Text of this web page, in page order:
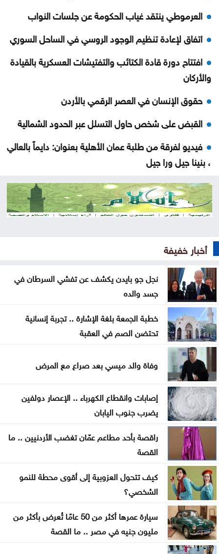
العرموطي ينتقد غياب الحكومة عن جلسات النواب
اتفاق لإعادة تنظيم الوجود الروسي في الساحل السوري
افتتاح دورة قادة الكتائب والتفتيشات العسكرية بالقيادة
والأركان
حقوق الإنسان في العصر الرقمي بالأردن
القبض على شخص حاول التسلل عبر الحدود الشمالية
فيديو لفرقة من طلبة عمان الأهلية بعنوان: دايماً بالعالي
، بنينا جيل ورا جيل
شراكة تجمع بين المركزية تويوتا ونادي عمّان FC
الحنيطي يستقبل مدير عام إدارة الخدمات الطبية الليبية
الحوثي يقصف تحشيدات سعودية ومخازن أسلحة بالمخا
الفيفا يحذر من محاولات للإطاحة بإنفانتينو
فتح باب التقديم لمنح تشيفنينغ للدراسة في بريطانيا
إسرائيل ترفض خطة غزة
انطلاق مهرجان صيف تلفريك الخميس المقبل
أخبار خفيفة
نجل جو بايدن يكشف عن تفشي السرطان في
جسد والده
خطبة الجمعة بلغة الإشارة .. تجربة إنسانية
تحتضن الصم في العقبة
وفاة والد ميسي بعد صراع مع المرض
إصابات وانقطاع الكهرباء .. الإعصار دولفين
يضرب جنوب اليابان
راقصة بأحد مطاعم عمّان تغضب الأردنيين .. ما
القصة
كيف تتحول العزوبية إلى أقوى محطة للنمو
الشخصي؟
سيارة عمرها أكثر من 50 عامًا تُعرض بأكثر من
مليون جنيه في مصر .. ما القصة